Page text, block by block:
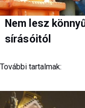
Nem lesz
sírásóitól
További tartalmak: